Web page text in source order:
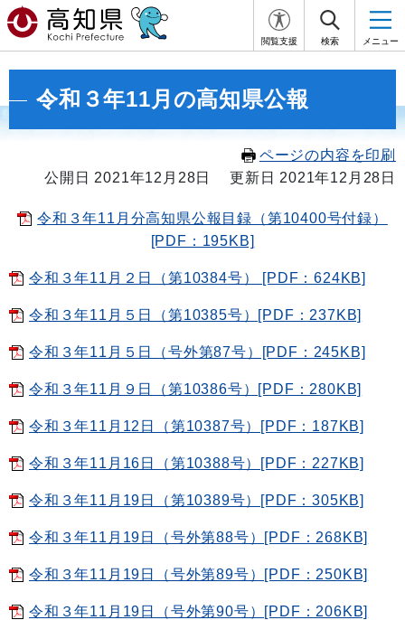
閲覧支援 検索 メニュー
令和３年11月の高知県公報
ページの内容を印刷
公開日 2021年12月28日
更新日 2021年12月28日
令和３年11月分高知県公報目録（第10400号付録）
[PDF：195KB]
令和３年11月２日（第10384号） [PDF：624KB]
令和３年11月５日（第10385号）[PDF：237KB]
令和３年11月５日（号外第87号）[PDF：245KB]
令和３年11月９日（第10386号）[PDF：280KB]
令和３年11月12日（第10387号）[PDF：187KB]
令和３年11月16日（第10388号）[PDF：227KB]
令和３年11月19日（第10389号）[PDF：305KB]
令和３年11月19日（号外第88号）[PDF：268KB]
令和３年11月19日（号外第89号）[PDF：250KB]
令和３年11月19日（号外第90号）[PDF：206KB]